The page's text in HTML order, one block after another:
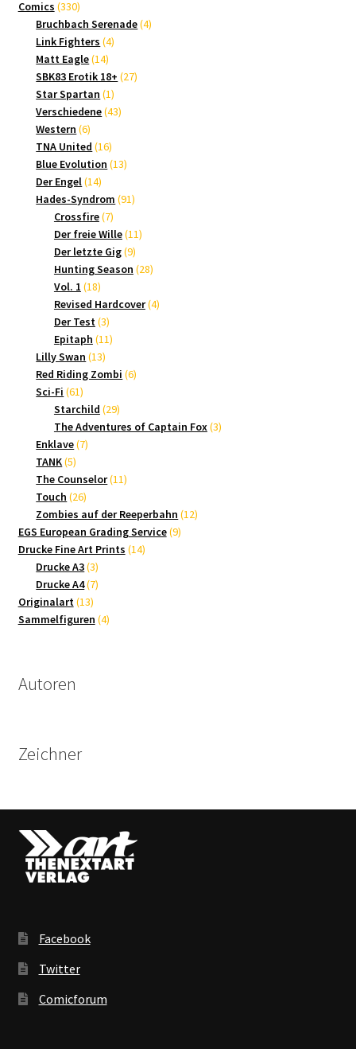
Comics 330330
Produkte
Bruchbach Serenade 44
Link Fighters 44
Matt Eagle 1414
Produkte
SBK83 Erotik 18+ 2727
Star Spartan 11
Produkt
Verschiedene 4343
Western 66
Produkte
TNA United 1616
Produkte
Blue Evolution 1313
Der Engel 1414
Produkte
Hades-Syndrom 9191
Crossfire 77
Produkte
Der freie Wille 1111
Der letzte Gig 99
Produkte
Hunting Season 2828
Vol. 1 1818
Produkte
Revised Hardcover 44
Der Test 33
Produkte
Epitaph 1111
Lilly Swan 1313
Produkte
Red Riding Zombi 66
Sci-Fi 6161
Produkte
Starchild 2929
Produkte
The Adventures of Captain Fox 33
Enklave 77
TANK 55
Produkte
The Counselor 1111
Touch 2626
Produkte
Zombies auf der Reeperbahn 1212
EGS European Grading Service 99
Drucke Fine Art Prints 1414
Drucke A3 33
Produkte
Drucke A4 77
Originalart 1313
Produkte
Sammelfiguren 44
Autoren
Zeichner
Facebook
Twitter
Comicforum